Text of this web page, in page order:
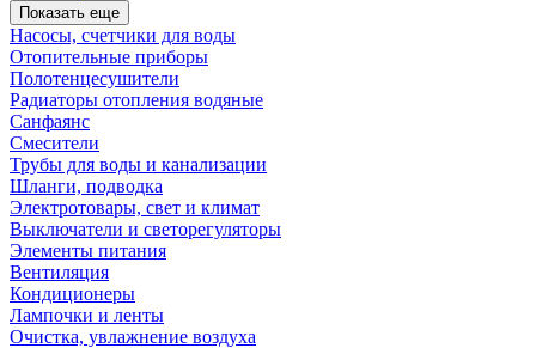
Показать еще
Насосы, счетчики для воды
Отопительные приборы
Полотенцесушители
Радиаторы отопления водяные
Санфаянс
Смесители
Трубы для воды и канализации
Шланги, подводка
Электротовары, свет и климат
Выключатели и светорегуляторы
Элементы питания
Вентиляция
Кондиционеры
Лампочки и ленты
Очистка, увлажнение воздуха